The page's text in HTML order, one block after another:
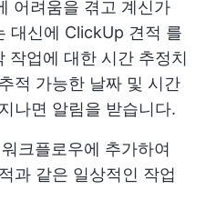
어려움을 겪고 계신가
대신에 ClickUp 견적 를
작업에 대한 시간 추정치
추적 가능한 날짜 및 시간
나면 알림을 받습니다.
크플로우에 추가하여
과 같은 일상적인 작업